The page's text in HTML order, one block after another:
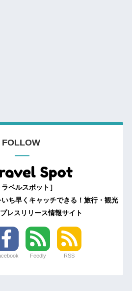
FOLLOW
ラベルスポット］
ち早くキャッチできる！旅行・観光
レスリリース情報サイト
Feedly RSS